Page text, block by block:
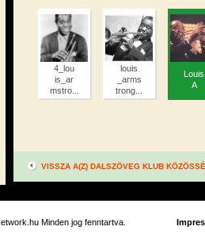
4_lou
is_ar
mstro...
louis
_arms
trong...
Louis
A
VISSZA A(Z) DALSZÖVEG KLUB
Minden jog fenntartva.